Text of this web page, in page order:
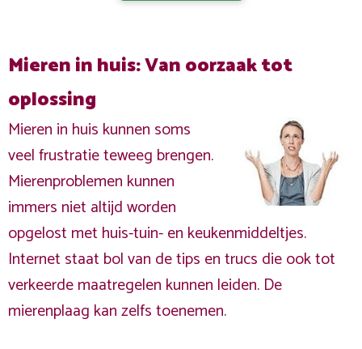
Mieren in huis: Van oorzaak tot
oplossing
Mieren in huis kunnen soms
veel frustratie teweeg brengen.
Mierenproblemen kunnen
immers niet altijd worden
opgelost met huis-tuin- en keukenmiddeltjes.
Internet staat bol van de tips en trucs die ook tot
verkeerde maatregelen kunnen leiden. De
mierenplaag kan zelfs toenemen.